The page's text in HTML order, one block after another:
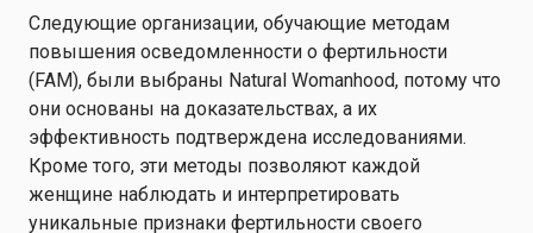
Следующие организации, обучающие методам
повышения осведомленности о фертильности
(FAM), были выбраны Natural Womanhood, потому что
они основаны на доказательствах, а их
эффективность подтверждена исследованиями.
Кроме того, эти методы позволяют каждой
женщине наблюдать и интерпретировать
уникальные признаки фертильности своего